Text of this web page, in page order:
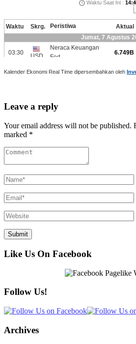
Kalender Ekonomi Real Time dipersembahkan oleh
Leave a reply
Your email address will not be published.
marked *
Like Us On Facebook
Follow Us!
Archives